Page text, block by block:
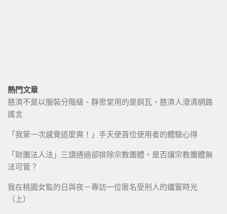
熱門文章
慈濟不是以服裝分階級、靜思堂用的是銅瓦，慈濟人澄清網路
謠言
「我第一次感覺這麼爽！」手天使首位使用者的體驗心得
「財團法人法」三讀通過卻排除宗教團體，是否讓宗教團體無
法可管？
我在桃園女監的日與夜－專訪一位匿名受刑人的鐵窗時光
（上）